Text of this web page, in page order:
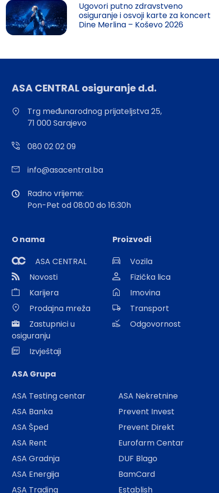
Ugovori putno zdravstveno
osiguranje i osvoji karte za koncert
Dine Merlina – Koševo 2026
ASA CENTRAL osiguranje d.d.
Trg međunarodnog prijateljstva 25,
71 000 Sarajevo
080 02 02 09
info@asacentral.ba
Radno vrijeme:
Pon-Pet od 08:00 do 16:30h
O nama
ASA CENTRAL
Novosti
Karijera
Prodajna mreža
Zastupnici u
osiguranju
Izvještaji
Proizvodi
Vozila
Fizička lica
Imovina
Transport
Odgovornost
ASA Grupa
ASA Testing centar
ASA Banka
ASA Šped
ASA Rent
ASA Gradnja
ASA Energija
ASA Trading
ASA Nekretnine
Prevent Invest
Prevent Direkt
Eurofarm Centar
DUF Blago
BamCard
Establish